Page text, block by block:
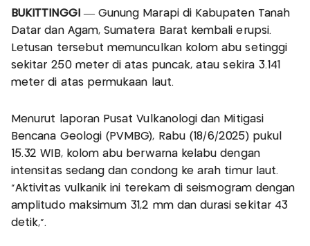
BUKITTINGGI — Gunung Marapi di Kabupaten Tanah
Datar dan Agam, Sumatera Barat kembali erupsi.
Letusan tersebut memunculkan kolom abu setinggi
sekitar 250 meter di atas puncak, atau sekira 3.141
meter di atas permukaan laut.
Menurut laporan Pusat Vulkanologi dan Mitigasi
Bencana Geologi (PVMBG), Rabu (18/6/2025) pukul
15.32 WIB, kolom abu berwarna kelabu dengan
intensitas sedang dan condong ke arah timur laut.
"Aktivitas vulkanik ini terekam di seismogram dengan
amplitudo maksimum 31,2 mm dan durasi sekitar 43
detik,".